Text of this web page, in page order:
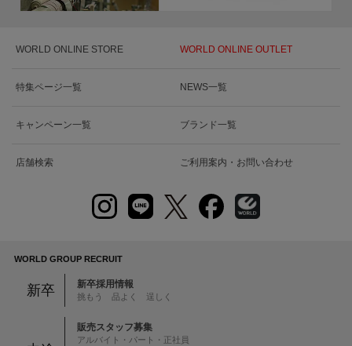
WORLD ONLINE STORE WORLD ONLINE OUTLET
特集ページ一覧 NEWS一覧
キャンペーン一覧 ブランド一覧
店舗検索 ご利用案内・お問い合わせ
WORLD GROUP RECRUIT
新卒 新卒採用情報
挑もう 品よく 逞しく
販売スタッフ募集
アルバイト・パート・正社員